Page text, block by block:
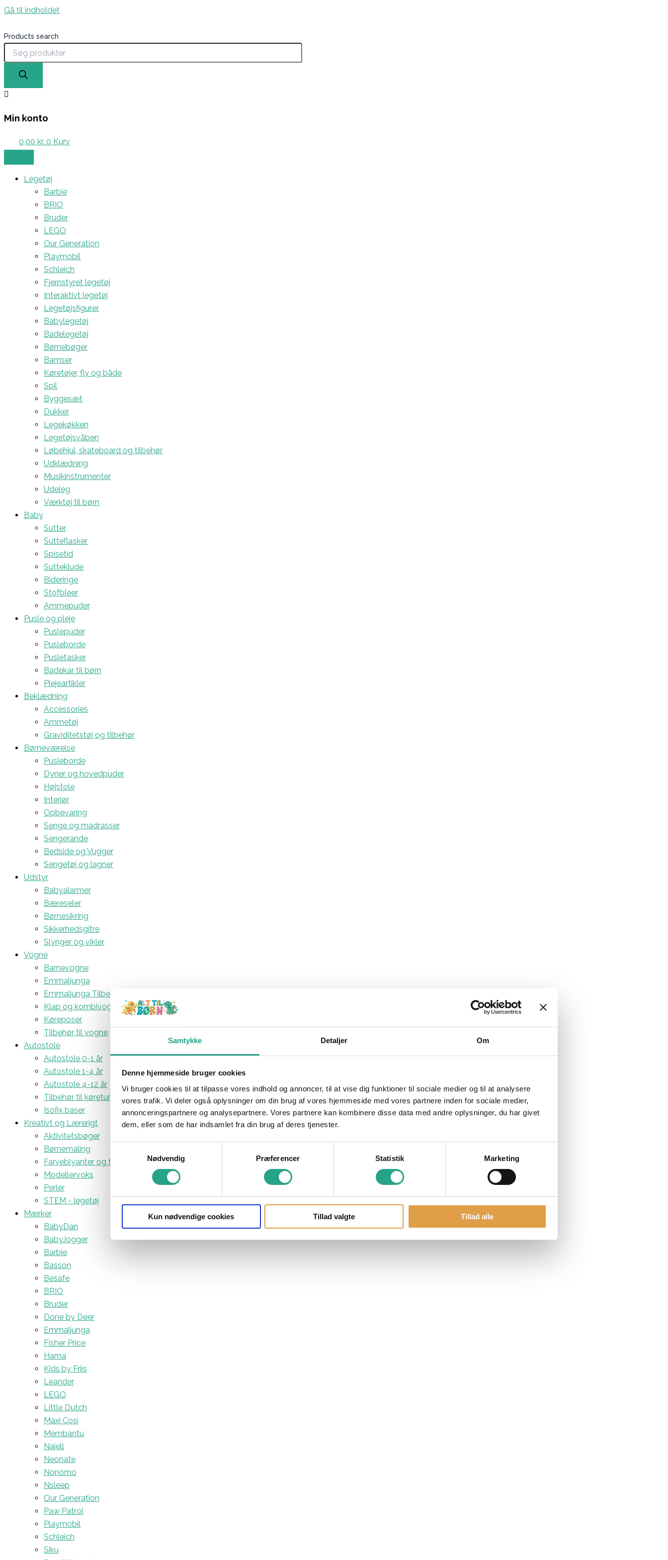
Samtykke Detaljer Om
Denne hjemmeside bruger cookies
Vi bruger cookies til at tilpasse vores indhold og annoncer, til at vise dig funktioner til sociale medier og til at analysere
vores trafik. Vi deler også oplysninger om din brug af vores hjemmeside med vores partnere inden for sociale medier,
annonceringspartnere og analysepartnere. Vores partnere kan kombinere disse data med andre oplysninger, du har givet
dem, eller som de har indsamlet fra din brug af deres tjenester.
Nødvendig
Præferencer Statistik Marketing
Kun nødvendige cookies Tillad valgte Tillad alle
Gå til indholdet
Products search
Min konto
0,00 kr. 0 Kurv
Legetøj
Barbie
BRIO
Bruder
LEGO
Our Generation
Playmobil
Schleich
Fjernstyret legetøj
Interaktivt legetøj
Legetøjsfigurer
Babylegetøj
Badelegetøj
Børnebøger
Bamser
Køretøjer, fly og både
Spil
Byggesæt
Dukker
Legekøkken
Legetøjsvåben
Løbehjul, skateboard og tilbehør
Udklædning
Musikinstrumenter
Udeleg
Værktøj til børn
Baby
Sutter
Sutteflasker
Spisetid
Sutteklude
Bideringe
Stofbleer
Ammepuder
Pusle og pleje
Puslepuder
Pusleborde
Pusletasker
Badekar til børn
Plejeartikler
Beklædning
Accessories
Ammetøj
Graviditetstøj og tilbehør
Børneværelse
Pusleborde
Dyner og hovedpuder
Højstole
Interiør
Opbevaring
Senge og madrasser
Sengerande
Bedside og Vugger
Sengetøj og lagner
Udstyr
Babyalarmer
Bæreseler
Børnesikring
Sikkerhedsgitre
Slynger og vikler
Vogne
Barnevogne
Emmaljunga
Emmaljunga Tilbehør
Klap og kombivogne
Køreposer
Tilbehør til vogne
Autostole
Autostole 0-1 år
Autostole 1-4 år
Autostole 4-12 år
Tilbehør til køreturen
Isofix baser
Kreativt og Lærerigt
Aktivitetsbøger
Børnemaling
Farveblyanter og tuscher
Modellervoks
Perler
STEM - legetøj
Mærker
BabyDan
BabyJogger
Barbie
Basson
Besafe
BRIO
Bruder
Done by Deer
Emmaljunga
Fisher Price
Hama
Kids by Friis
Leander
LEGO
Little Dutch
Maxi Cosi
Membantu
Najell
Neonate
Nonomo
Nsleep
Our Generation
Paw Patrol
Playmobil
Schleich
Siku